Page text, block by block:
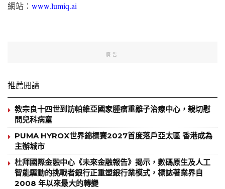
網站： www.lumiq.ai
廣告
推薦閱讀
教宗良十四世到訪帕維亞國家腫瘤重離子治療中心，親切慰
問兒科病童
PUMA HYROX世界錦標賽2027首度落戶亞太區 香港成為
主辦城市
杜拜國際金融中心《未來金融報告》揭示，數碼原生及人工
智能驅動的挑戰者銀行正重塑銀行業模式，標誌著業界自
2008 年以來最大的轉變